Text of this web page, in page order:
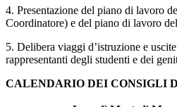
4. Presentazione del piano di lavoro
Coordinatore) e del piano di lavoro
5. Delibera viaggi d’istruzione e
rappresentanti degli studenti e dei
CALENDARIO DEI CONSIGLI